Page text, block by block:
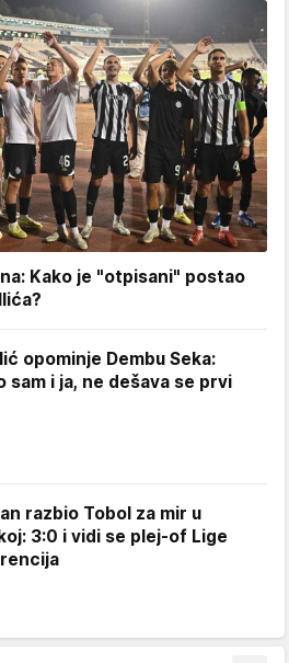
Kako je "otpisani" postao
opominje Dembu Seka:
sam i ja, ne dešava se prvi
razbio Tobol za mir u
3:0 i vidi se plej-of Lige